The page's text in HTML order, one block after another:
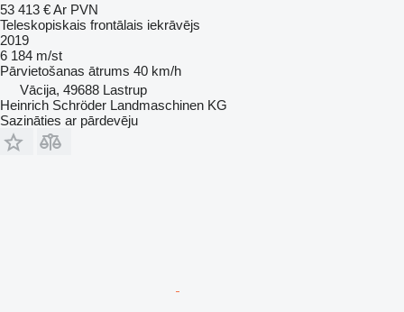
53 413 €Ar PVN
Teleskopiskais frontālais iekrāvējs
2019
6 184 m/st
Pārvietošanas ātrums 40 km/h
Vācija, 49688 Lastrup
Heinrich Schröder Landmaschinen KG
Sazināties ar pārdevēju